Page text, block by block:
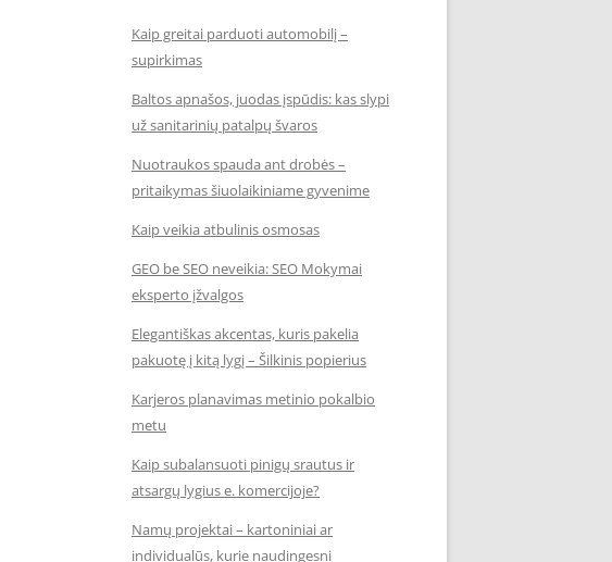
Kaip greitai parduoti automobilį –
supirkimas
Baltos apnašos, juodas įspūdis: kas slypi
už sanitarinių patalpų švaros
Nuotraukos spauda ant drobės –
pritaikymas šiuolaikiniame gyvenime
Kaip veikia atbulinis osmosas
GEO be SEO neveikia: SEO Mokymai
eksperto įžvalgos
Elegantiškas akcentas, kuris pakelia
pakuotę į kitą lygį – Šilkinis popierius
Karjeros planavimas metinio pokalbio
metu
Kaip subalansuoti pinigų srautus ir
atsargų lygius e. komercijoje?
Namų projektai – kartoniniai ar
individualūs, kurie naudingesni